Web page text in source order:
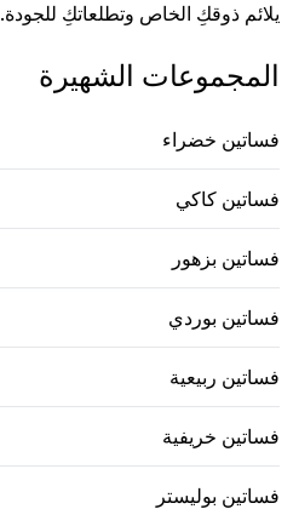
يلائم ذوقكِ الخاص وتطلعاتكِ للجودة.
المجموعات الشهيرة
فساتين خضراء
فساتين كاكي
فساتين بزهور
فساتين بوردي
فساتين ربيعية
فساتين خريفية
فساتين بوليستر